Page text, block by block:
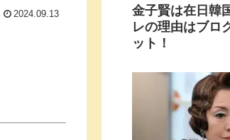
2024.09.13
金子賢は在日韓
レの理由はブロ
ット！